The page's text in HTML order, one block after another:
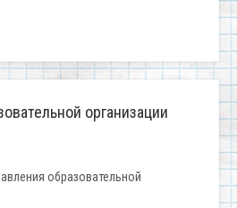
организации
образовательной